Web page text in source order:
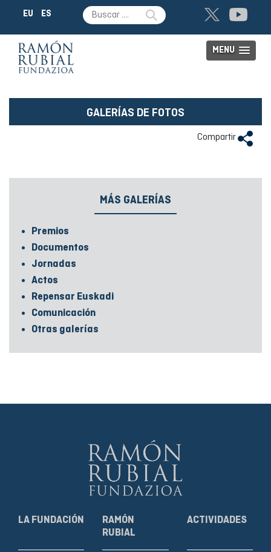
EU ES
MENU
GALERÍAS DE FOTOS
Compartir
MÁS GALERÍAS
Premios
Documentos
Jornadas
Actos
Repensar Euskadi
Comunicación
Otras galerías
LA FUNDACIÓN
RAMÓN
RUBIAL
ACTIVIDADES